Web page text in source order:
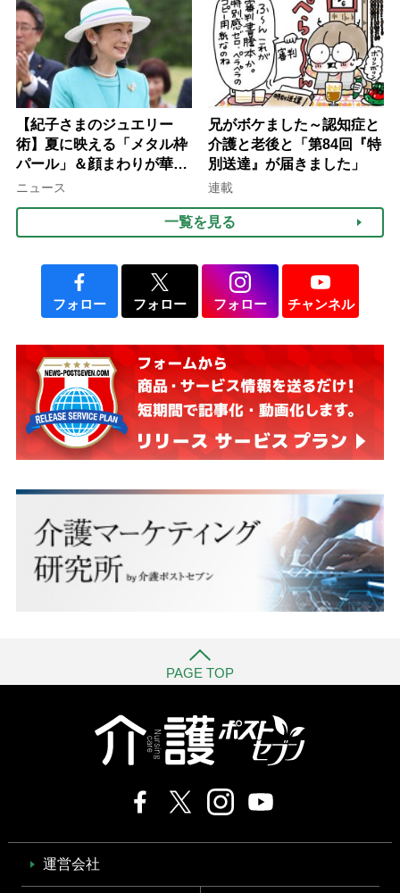
て現在は？
【紀子さまのジュエリー
術】夏に映える「メタル枠
パール」＆顔まわりが華や
ぐ「揺れる一粒」の使い分
ニュース
兄がボケました～認知症と
介護と老後と「第84回『特
別送達』が届きました」
連載
一覧を見る
フォロー フォロー フォロー チャンネル
PAGE TOP
運営会社